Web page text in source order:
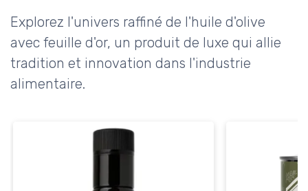
Explorez l'univers raffiné de l'huile d'olive
avec feuille d'or, un produit de luxe qui allie
tradition et innovation dans l'industrie
alimentaire.